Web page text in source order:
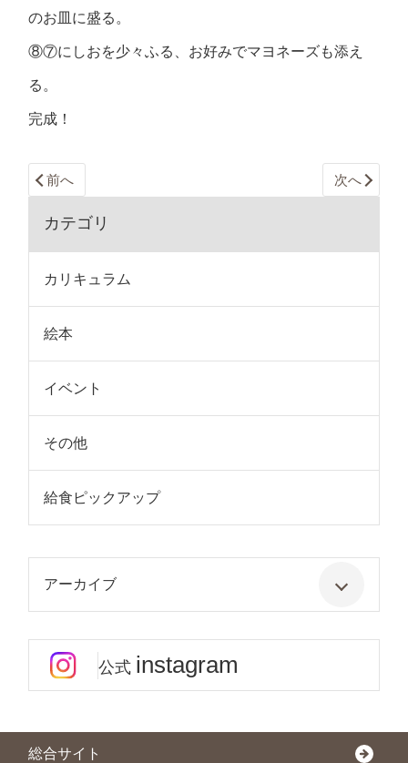
のお皿に盛る。
⑧⑦にしおを少々ふる、お好みでマヨネーズも添え
る。
完成！
前へ 次へ
カテゴリ
カリキュラム
絵本
イベント
その他
給食ピックアップ
アーカイブ
公式 instagram
総合サイト